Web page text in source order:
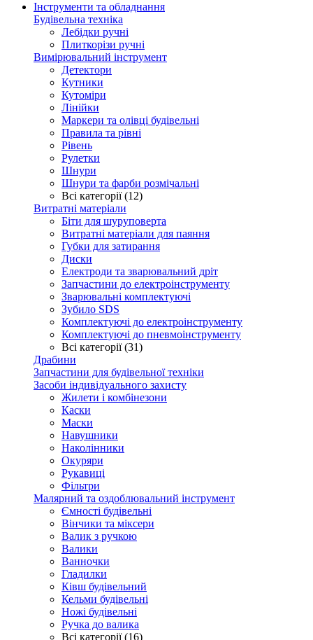
Інструменти та обладнання
Будівельна техніка
Лебідки ручні
Плиткорізи ручні
Вимірювальний інструмент
Детектори
Кутники
Кутоміри
Лінійки
Маркери та олівці будівельні
Правила та рівні
Рівень
Рулетки
Шнури
Шнури та фарби розмічальні
Всі категорії (12)
Витратні матеріали
Біти для шуруповерта
Витратні матеріали для паяння
Губки для затирання
Диски
Електроди та зварювальний дріт
Запчастини до електроінструменту
Зварювальні комплектуючі
Зубило SDS
Комплектуючі до електроінструменту
Комплектуючі до пневмоінструменту
Всі категорії (31)
Драбини
Запчастини для будівельної техніки
Засоби індивідуального захисту
Жилети і комбінезони
Каски
Маски
Навушники
Наколінники
Окуряри
Рукавиці
Фільтри
Малярний та оздоблювальний інструмент
Ємності будівельні
Вінчики та міксери
Валик з ручкою
Валики
Ванночки
Гладилки
Ківш будівельний
Кельми будівельні
Ножі будівельні
Ручка до валика
Всі категорії (16)